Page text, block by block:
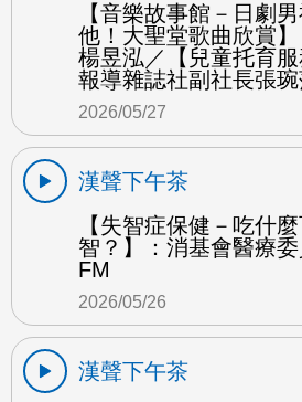
【音樂故事館－日劇
他！大聖堂歌曲欣賞
楊昱泓／【兒童托育
報導雜誌社副社長張
2026/05/27
漢聲下午茶
【失智症保健－吃什
智？】：消基會醫療
FM
2026/05/26
漢聲下午茶